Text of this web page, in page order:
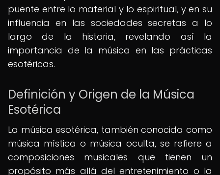
puente entre lo material y lo espiritual, y en su
influencia en las sociedades secretas a lo
largo de la historia, revelando así la
importancia de la música en las prácticas
esotéricas.
Definición y Origen de la Música
Esotérica
La música esotérica, también conocida como
música mística o música oculta, se refiere a
composiciones musicales que tienen un
propósito más allá del entretenimiento o la